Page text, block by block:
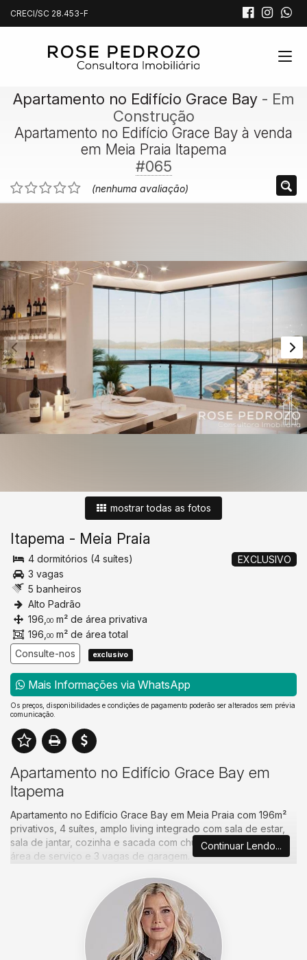
CRECI/SC 28.453-F
Apartamento no Edifício Grace Bay - Em
Construção
Apartamento no Edifício Grace Bay à venda
em Meia Praia Itapema
#065
(nenhuma avaliação)
mostrar todas as fotos
Itapema - Meia Praia
EXCLUSIVO
4 dormitórios (4 suítes)
3 vagas
5 banheiros
Alto Padrão
196, 00 m² de área privativa
196, 00 m² de área total
Consulte-nos
exclusivo
Mais Informações via WhatsApp
Os preços, disponibilidades e condições de pagamento poderão ser alterados sem prévia
comunicação.
Apartamento no Edifício Grace Bay em
Itapema
Apartamento no Edifício Grace Bay em Meia Praia com 196m²
privativos, 4 suítes, amplo living integrado com sala de estar,
sala de jantar, cozinha e sacada com churrasqueira, lavabo,
área de serviço e 3 vagas de garagem.
Empreendimento alto padrão localizado próximo ao rio
Perequê em Meia Praia, possui uma área de lazer completa,
piscina adulto e infantil, SPA, sauna, academia, sala de jogos,
brinquedoteca, playground, salão de festas, bicicletário e
espaço gourmet.
Agende uma visita agora mesmo!
Continuar Lendo...